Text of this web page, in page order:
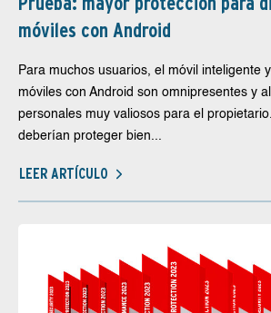
móviles con Android
Para muchos usuarios, el móvil inteligente
móviles con Android son omnipresentes y
personales muy valiosos para el
deberían proteger bien...
LEER ARTÍCULO